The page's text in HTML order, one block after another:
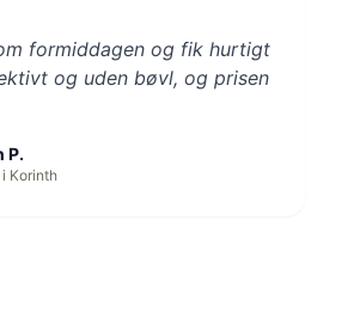
formiddagen og fik hurtigt
og uden bøvl, og prisen
P.
Korinth